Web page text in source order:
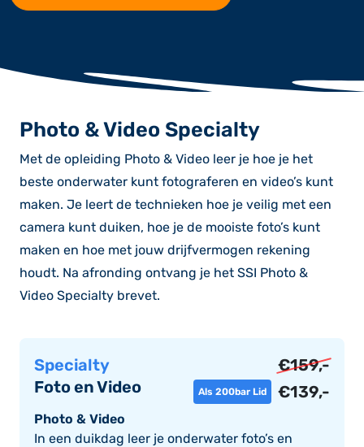
Photo & Video Specialty
Met de opleiding Photo & Video leer je hoe je het
beste onderwater kunt fotograferen en video’s kunt
maken. Je leert de technieken hoe je veilig met een
camera kunt duiken, hoe je de mooiste foto’s kunt
maken en hoe met jouw drijfvermogen rekening
houdt. Na afronding ontvang je het SSI Photo &
Video Specialty brevet.
Specialty
Foto en Video
€159,-
Als 200bar Lid €139,-
Photo & Video
In een duikdag leer je onderwater foto’s en